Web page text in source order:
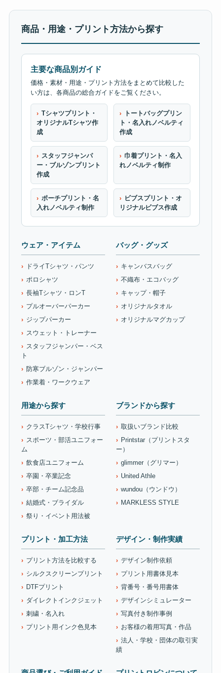
商品・用途・プリント方法から探す
主要な商品別ガイド
価格・素材・用途・プリント方法をまとめて比較した
い方は、各商品の総合ガイドをご覧ください。
Tシャツプリント・
オリジナルTシャツ作
成
トートバッグプリン
ト・名入れノベルティ
作成
スタッフジャンパ
ー・ブルゾンプリント
作成
巾着プリント・名入
れノベルティ制作
ポーチプリント・名
入れノベルティ制作
ビブスプリント・オ
リジナルビブス作成
ウェア・アイテム
ドライTシャツ・パンツ
ポロシャツ
長袖Tシャツ・ロンT
プルオーバーパーカー
ジップパーカー
スウェット・トレーナー
スタッフジャンパー・ベス
ト
防寒ブルゾン・ジャンパー
作業着・ワークウェア
バッグ・グッズ
キャンバスバッグ
不織布・エコバッグ
キャップ・帽子
オリジナルタオル
オリジナルマグカップ
用途から探す
クラスTシャツ・学校行事
スポーツ・部活ユニフォー
ム
飲食店ユニフォーム
卒園・卒業記念
卒部・チーム記念品
結婚式・ブライダル
祭り・イベント用法被
ブランドから探す
取扱いブランド比較
Printstar（プリントスタ
ー）
glimmer（グリマー）
United Athle
wundou（ウンドウ）
MARKLESS STYLE
プリント・加工方法
プリント方法を比較する
シルクスクリーンプリント
DTFプリント
ダイレクトインクジェット
刺繍・名入れ
プリント用インク色見本
デザイン・制作実績
デザイン制作依頼
プリント用書体見本
背番号・番号用書体
デザインシミュレーター
写真付き制作事例
お客様の着用写真・作品
法人・学校・団体の取引実
績